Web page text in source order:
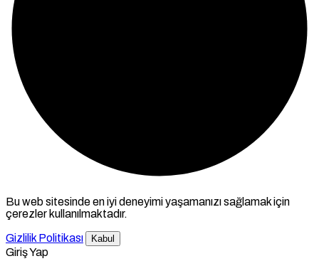
Bu web sitesinde en iyi deneyimi yaşamanızı sağlamak için
çerezler kullanılmaktadır.
Gizlilik Politikası
Kabul
Giriş Yap